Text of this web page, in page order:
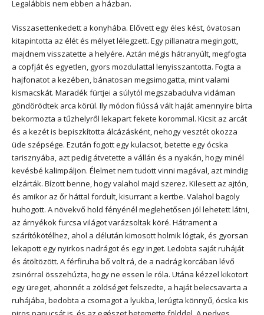
Legalábbis nem ebben a házban.
Visszasettenkedett a konyhába. Elővett egy éles kést, óvatosan
kitapintotta az élét és mélyet lélegzett. Egy pillanatra megingott,
majdnem visszatette a helyére. Aztán mégis hátranyúlt, megfogta
a copfját és egyetlen, gyors mozdulattal lenyisszantotta. Fogta a
hajfonatot a kezében, bánatosan megsimogatta, mint valami
kismacskát. Maradék fürtjei a súlytól megszabadulva vidáman
göndörödtek arca körül. Ily módon fiússá vált haját amennyire bírta
bekormozta a tűzhelyről lekapart fekete korommal. Kicsit az arcát
és a kezét is bepiszkította álcázásként, nehogy vesztét okozza
üde szépsége. Ezután fogott egy kulacsot, betette egy ócska
tarisznyába, azt pedig átvetette a vállán és a nyakán, hogy minél
kevésbé kalimpáljon. Élelmet nem tudott vinni magával, azt mindig
elzárták. Bízott benne, hogy valahol majd szerez. Kilesett az ajtón,
és amikor az őr háttal fordult, kisurrant a kertbe. Valahol bagoly
huhogott. A növekvő hold fényénél meglehetősen jól lehetett látni,
az árnyékok furcsa világot varázsoltak köré. Hátrament a
szárítókötélhez, ahol a délután kimosott holmik lógtak, és gyorsan
lekapott egy nyirkos nadrágot és egy inget. Ledobta saját ruháját
és átöltözött. A férfiruha bő volt rá, de a nadrág korcában lévő
zsinórral összehúzta, hogy ne essen le róla. Utána kézzel kikotort
egy üreget, ahonnét a zöldséget felszedte, a haját belecsavarta a
ruhájába, bedobta a csomagot a lyukba, lerúgta könnyű, ócska kis